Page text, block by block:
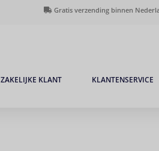
Gratis verzending binnen
ZAKELIJKE KLANT KLANTENSERVICE